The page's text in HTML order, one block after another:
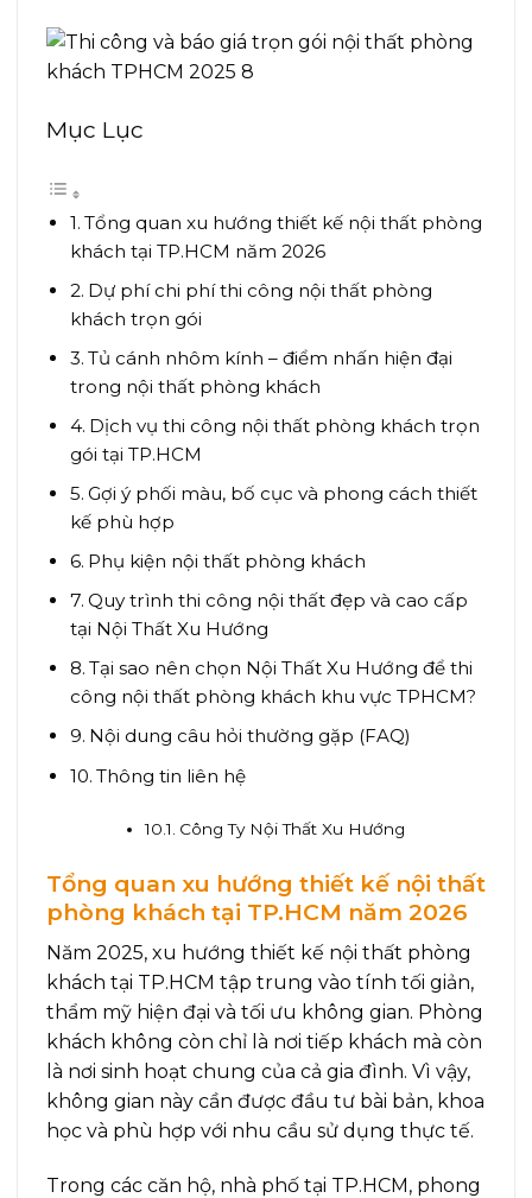
Mục Lục
Tổng quan xu hướng thiết kế nội thất phòng
khách tại TP.HCM năm 2026
Dự phí chi phí thi công nội thất phòng
khách trọn gói
Tủ cánh nhôm kính – điểm nhấn hiện đại
trong nội thất phòng khách
Dịch vụ thi công nội thất phòng khách trọn
gói tại TP.HCM
Gợi ý phối màu, bố cục và phong cách thiết
kế phù hợp
Phụ kiện nội thất phòng khách
Quy trình thi công nội thất đẹp và cao cấp
tại Nội Thất Xu Hướng
Tại sao nên chọn Nội Thất Xu Hướng để thi
công nội thất phòng khách khu vực TPHCM?
Nội dung câu hỏi thường gặp (FAQ)
Thông tin liên hệ
Công Ty Nội Thất Xu Hướng
Tổng quan xu hướng thiết kế nội thất
phòng khách tại TP.HCM năm 2026
Năm 2025, xu hướng thiết kế nội thất phòng
khách tại TP.HCM tập trung vào tính tối giản,
thẩm mỹ hiện đại và tối ưu không gian. Phòng
khách không còn chỉ là nơi tiếp khách mà còn
là nơi sinh hoạt chung của cả gia đình. Vì vậy,
không gian này cần được đầu tư bài bản, khoa
học và phù hợp với nhu cầu sử dụng thực tế.
Trong các căn hộ, nhà phố tại TP.HCM, phong